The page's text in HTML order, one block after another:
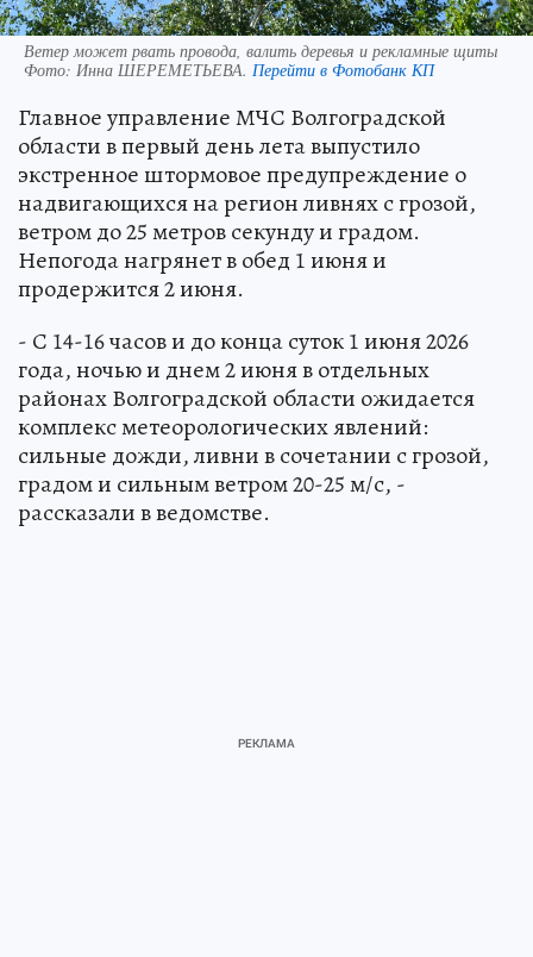
Ветер может рвать провода, валить деревья и рекламные щиты
Фото: Инна ШЕРЕМЕТЬЕВА. Перейти в Фотобанк КП
Главное управление МЧС Волгоградской
области в первый день лета выпустило
экстренное штормовое предупреждение о
надвигающихся на регион ливнях с грозой,
ветром до 25 метров секунду и градом.
Непогода нагрянет в обед 1 июня и
продержится 2 июня.
- С 14-16 часов и до конца суток 1 июня 2026
года, ночью и днем 2 июня в отдельных
районах Волгоградской области ожидается
комплекс метеорологических явлений:
сильные дожди, ливни в сочетании с грозой,
градом и сильным ветром 20-25 м/с, -
рассказали в ведомстве.